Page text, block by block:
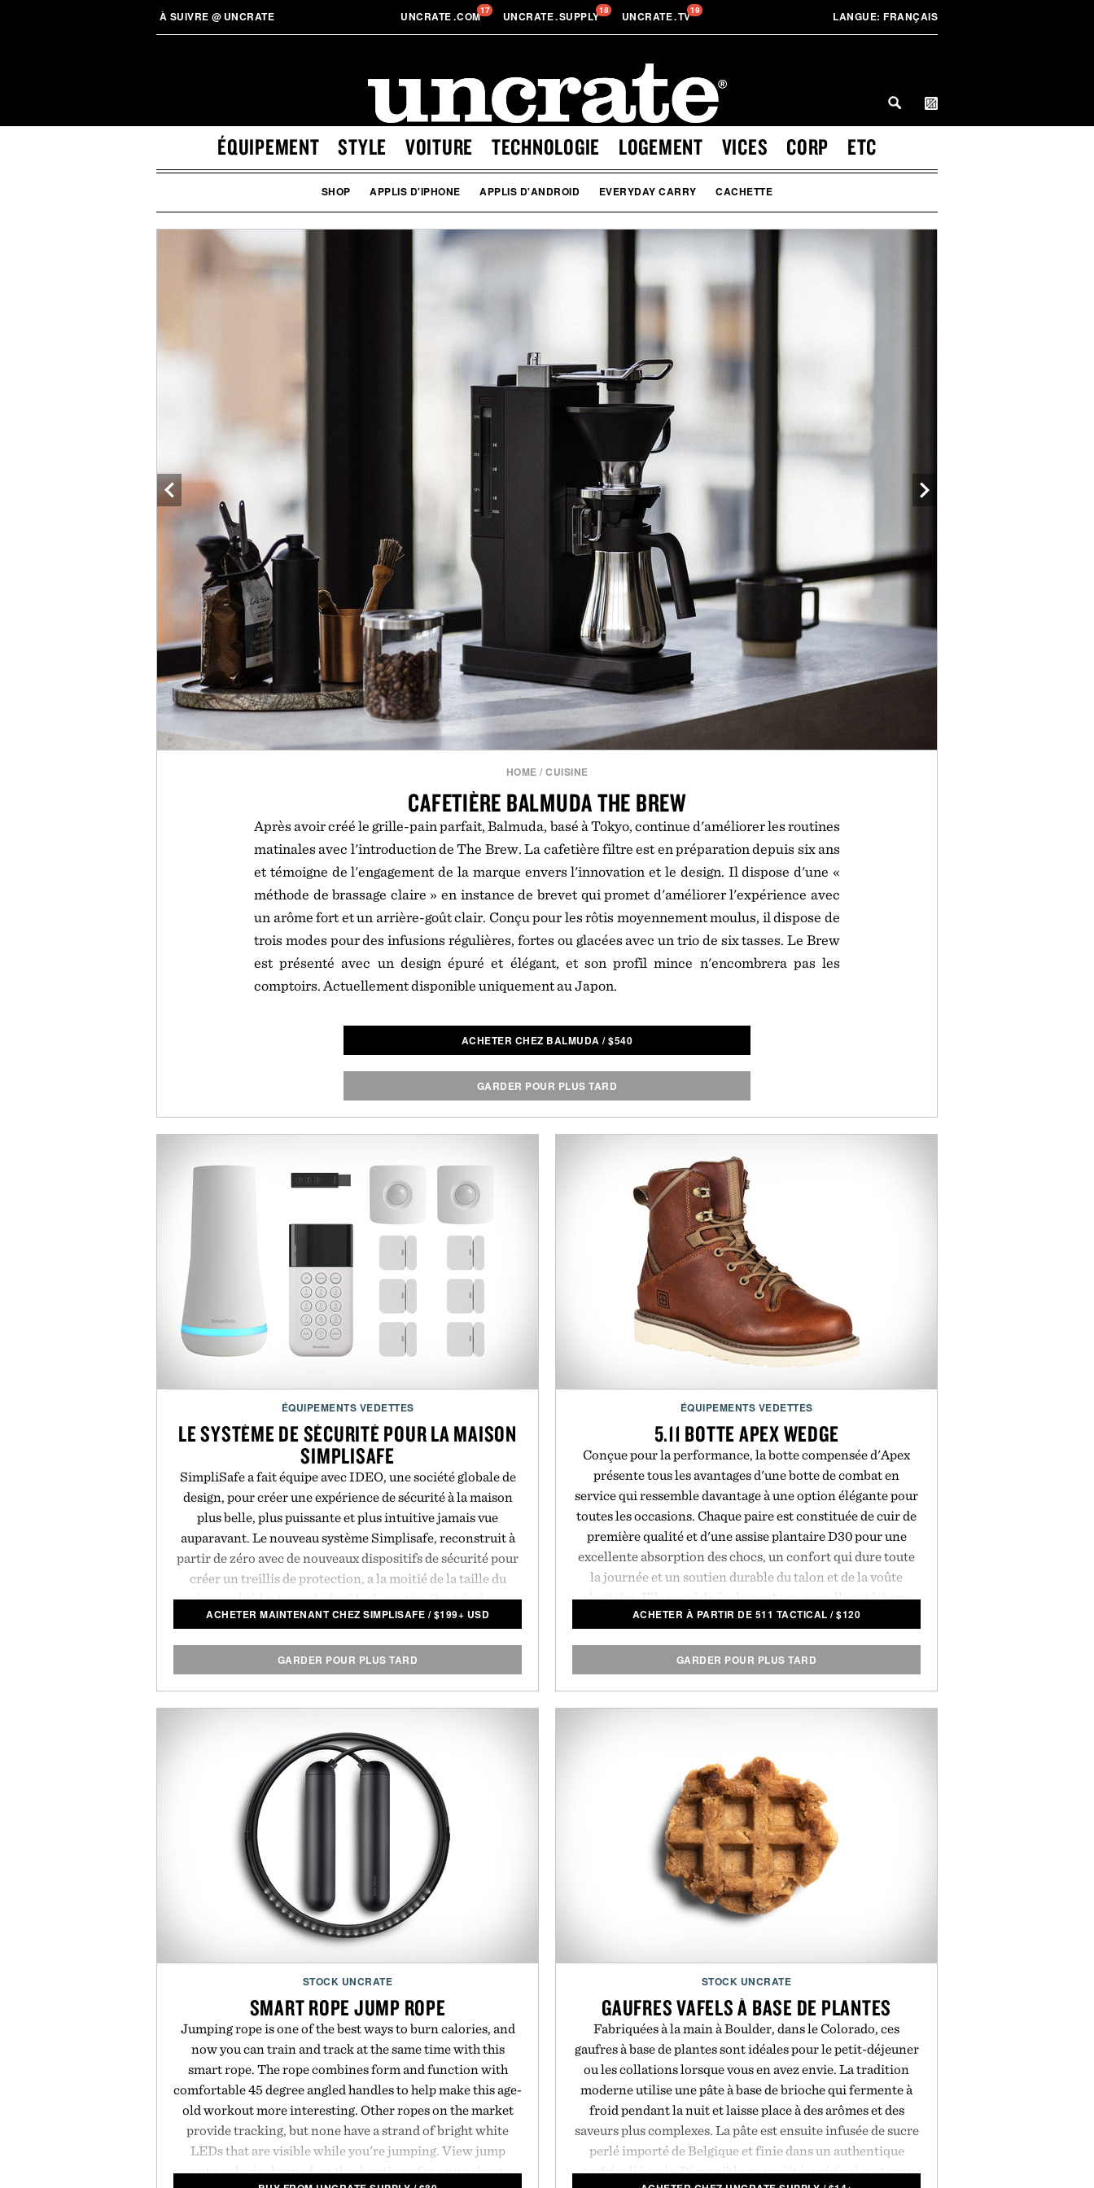
À SUIVRE @ UNCRATE UNCRATE.COM17 UNCRATE.SUPPLY18 UNCRATE.TV19 LANGUE: FRANÇAIS
ÉQUIPEMENT STYLE VOITURE TECHNOLOGIE LOGEMENT VICES CORP ETC
SHOP APPLIS D'IPHONE APPLIS D'ANDROID EVERYDAY CARRY CACHETTE
HOME /CUISINE
CAFETIÈRE BALMUDA THE BREW
Après avoir créé le grille-pain parfait, Balmuda, basé à Tokyo, continue d'améliorer les routines
matinales avec l'introduction de The Brew. La cafetière filtre est en préparation depuis six ans
et témoigne de l'engagement de la marque envers l'innovation et le design. Il dispose d'une «
méthode de brassage claire » en instance de brevet qui promet d'améliorer l'expérience avec
un arôme fort et un arrière-goût clair. Conçu pour les rôtis moyennement moulus, il dispose de
trois modes pour des infusions régulières, fortes ou glacées avec un trio de six tasses. Le Brew
est présenté avec un design épuré et élégant, et son profil mince n'encombrera pas les
comptoirs. Actuellement disponible uniquement au Japon.
ACHETER CHEZ BALMUDA /$540
GARDER POUR PLUS TARD
ÉQUIPEMENTS VEDETTES
LE SYSTÈME DE SÉCURITÉ POUR LA MAISON
SIMPLISAFE
SimpliSafe a fait équipe avec IDEO, une société globale de
design, pour créer une expérience de sécurité à la maison
plus belle, plus puissante et plus intuitive jamais vue
auparavant. Le nouveau système Simplisafe, reconstruit à
partir de zéro avec de nouveaux dispositifs de sécurité pour
créer un treillis de protection, a la moitié de la taille du
système précédent avec le double de portée. Il est également
cinquante pour cent plus bruyant, cinq fois plus rapide. Son
toucher. Le système est incroyablement facile à installer,
sécurité domiciliaire avec la croissance la plus rapide du
pays.
ACHETER MAINTENANT CHEZ SIMPLISAFE /$199+ USD
GARDER POUR PLUS TARD
ÉQUIPEMENTS VEDETTES
5.11 BOTTE APEX WEDGE
Conçue pour la performance, la botte compensée d'Apex
présente tous les avantages d'une botte de combat en
service qui ressemble davantage à une option élégante pour
toutes les occasions. Chaque paire est constituée de cuir de
première qualité et d'une assise plantaire D30 pour une
excellente absorption des chocs, un confort qui dure toute
la journée et un soutien durable du talon et de la voûte
plantaire. Elle possède également une semelle extérieure
légère Vibram pour une stabilité et une adhérence
sur le long terme. Présenté par 5.11 Tactical.
ACHETER À PARTIR DE 511 TACTICAL /$120
GARDER POUR PLUS TARD
STOCK UNCRATE
SMART ROPE JUMP ROPE
Jumping rope is one of the best ways to burn calories, and
now you can train and track at the same time with this
smart rope. The rope combines form and function with
comfortable 45 degree angled handles to help make this age-
old workout more interesting. Other ropes on the market
provide tracking, but none have a strand of bright white
LEDs that are visible while you're jumping. View jump
counts, calories burned, or the duration of your workout as
STOCK UNCRATE
GAUFRES VAFELS À BASE DE PLANTES
Fabriquées à la main à Boulder, dans le Colorado, ces
gaufres à base de plantes sont idéales pour le petit-déjeuner
ou les collations lorsque vous en avez envie. La tradition
moderne utilise une pâte à base de brioche qui fermente à
froid pendant la nuit et laisse place à des arômes et des
saveurs plus complexes. La pâte est ensuite infusée de sucre
perlé importé de Belgique et finie dans un authentique
gaufrier liégeois. Disponible en variétés originales et sans